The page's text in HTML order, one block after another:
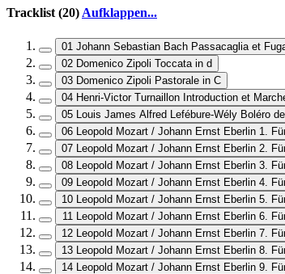
Tracklist (20)Aufklappen...
01 Johann Sebastian Bach Passacaglia et
02 Domenico Zipoli Toccata in d
03 Domenico Zipoli Pastorale in C
04 Henri-Victor Turnaillon Introduction et
05 Louis James Alfred Lefébure-Wély Boléro
06 Leopold Mozart / Johann Ernst Eberlin 1.
07 Leopold Mozart / Johann Ernst Eberlin 2.
08 Leopold Mozart / Johann Ernst Eberlin 3.
09 Leopold Mozart / Johann Ernst Eberlin 4.
10 Leopold Mozart / Johann Ernst Eberlin 5.
11 Leopold Mozart / Johann Ernst Eberlin 6.
12 Leopold Mozart / Johann Ernst Eberlin 7.
13 Leopold Mozart / Johann Ernst Eberlin 8.
14 Leopold Mozart / Johann Ernst Eberlin 9.